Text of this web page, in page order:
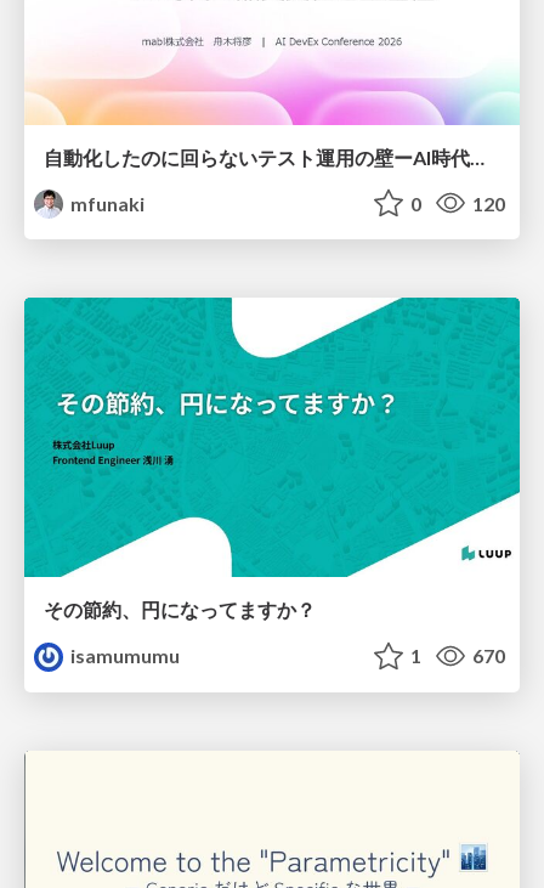
mfunaki
0 120
その節約、円になってますか？
isamumumu
1 670